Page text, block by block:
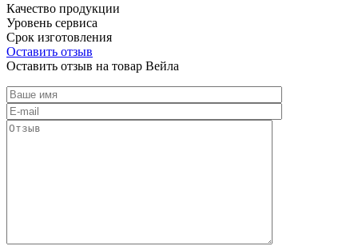
Качество продукции
Уровень сервиса
Срок изготовления
Оставить отзыв
Оставить отзыв на товар Вейла